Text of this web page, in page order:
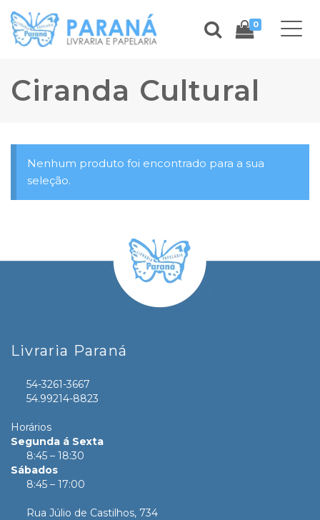
0
Ciranda Cultural
Nenhum produto foi encontrado para a sua
seleção.
Livraria Paraná
54-3261-3667
54.99214-8823
Horários
Segunda á Sexta
8:45 – 18:30
Sábados
8:45 – 17:00
Rua Júlio de Castilhos, 734